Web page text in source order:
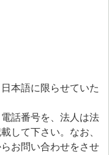
本語に限らせていた
話番号を、法人は法
して下さい。なお、
お問い合わせをさせ